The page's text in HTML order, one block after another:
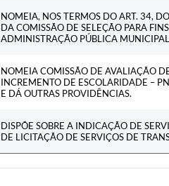
NOMEIA, NOS TERMOS DO ART. 34,
DA COMISSÃO DE SELEÇÃO PARA
ADMINISTRAÇÃO PÚBLICA
NOMEIA COMISSÃO DE AVALIAÇÃO
INCREMENTO DE ESCOLARIDADE –
E DÁ OUTRAS PROVIDÊNCIAS.
DISPÕE SOBRE A INDICAÇÃO DE
DE LICITAÇÃO DE SERVIÇOS DE